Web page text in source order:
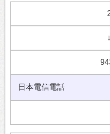
↓
日本電信電話